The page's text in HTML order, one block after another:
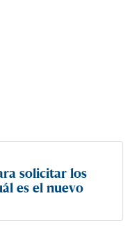
solicitar los
es el nuevo